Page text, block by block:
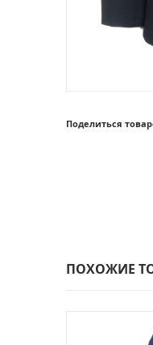
Поделиться
ПОХОЖИЕ